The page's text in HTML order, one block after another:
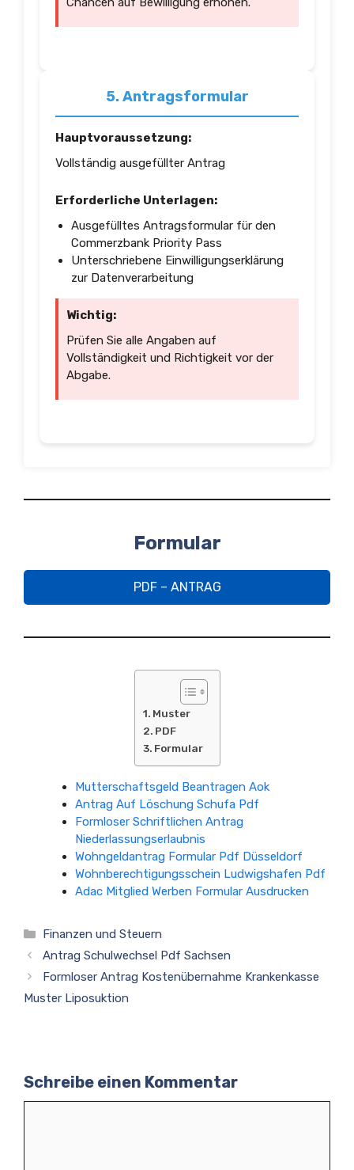
5. Antragsformular
Hauptvoraussetzung:
Vollständig ausgefüllter Antrag
Erforderliche Unterlagen:
Ausgefülltes Antragsformular für den
Commerzbank Priority Pass
Unterschriebene Einwilligungserklärung
zur Datenverarbeitung
Wichtig:
Prüfen Sie alle Angaben auf
Vollständigkeit und Richtigkeit vor der
Abgabe.
Formular
PDF – ANTRAG
Muster
PDF
Formular
Mutterschaftsgeld Beantragen Aok
Antrag Auf Löschung Schufa Pdf
Formloser Schriftlichen Antrag
Niederlassungserlaubnis
Wohngeldantrag Formular Pdf Düsseldorf
Wohnberechtigungsschein Ludwigshafen Pdf
Adac Mitglied Werben Formular Ausdrucken
Kategorien
Finanzen und Steuern
Antrag Schulwechsel Pdf Sachsen
Formloser Antrag Kostenübernahme Krankenkasse
Muster Liposuktion
Schreibe einen Kommentar